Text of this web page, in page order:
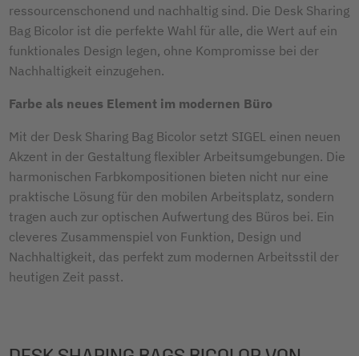
ressourcenschonend und nachhaltig sind. Die Desk Sharing
Bag Bicolor ist die perfekte Wahl für alle, die Wert auf ein
funktionales Design legen, ohne Kompromisse bei der
Nachhaltigkeit einzugehen.
Farbe als neues Element im modernen Büro
Mit der Desk Sharing Bag Bicolor setzt SIGEL einen neuen
Akzent in der Gestaltung flexibler Arbeitsumgebungen. Die
harmonischen Farbkompositionen bieten nicht nur eine
praktische Lösung für den mobilen Arbeitsplatz, sondern
tragen auch zur optischen Aufwertung des Büros bei. Ein
cleveres Zusammenspiel von Funktion, Design und
Nachhaltigkeit, das perfekt zum modernen Arbeitsstil der
heutigen Zeit passt.